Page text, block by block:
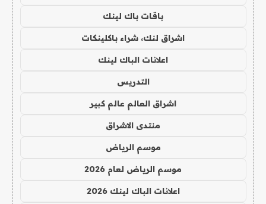
باقات باك لينك
اشراق لنك، شراء باكلينكات
اعلانات الباك لينك
التدريس
اشراق العالم عالم كبير
منتدى الاشراق
موسم الرياض
موسم الرياض لعام 2026
اعلانات الباك لينك 2026